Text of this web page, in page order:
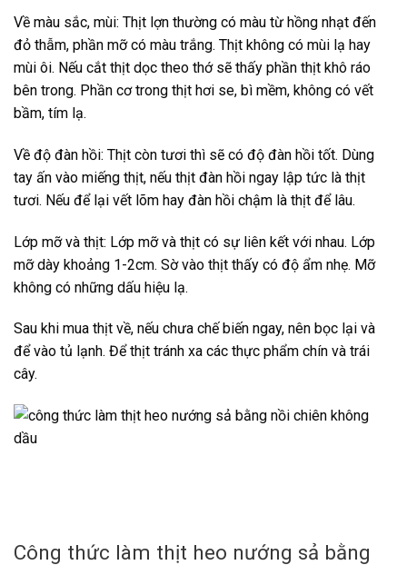
Về màu sắc, mùi: Thịt lợn thường có màu từ hồng nhạt đến
đỏ thẫm, phần mỡ có màu trắng. Thịt không có mùi lạ hay
mùi ôi. Nếu cắt thịt dọc theo thớ sẽ thấy phần thịt khô ráo
bên trong. Phần cơ trong thịt hơi se, bì mềm, không có vết
bầm, tím lạ.
Về độ đàn hồi: Thịt còn tươi thì sẽ có độ đàn hồi tốt. Dùng
tay ấn vào miếng thịt, nếu thịt đàn hồi ngay lập tức là thịt
tươi. Nếu để lại vết lõm hay đàn hồi chậm là thịt để lâu.
Lớp mỡ và thịt: Lớp mỡ và thịt có sự liên kết với nhau. Lớp
mỡ dày khoảng 1-2cm. Sờ vào thịt thấy có độ ẩm nhẹ. Mỡ
không có những dấu hiệu lạ.
Sau khi mua thịt về, nếu chưa chế biến ngay, nên bọc lại và
để vào tủ lạnh. Để thịt tránh xa các thực phẩm chín và trái
cây.
Công thức làm thịt heo nướng sả bằng